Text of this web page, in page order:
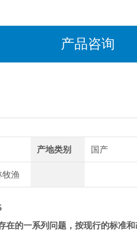
产品咨询
产地类别 国产
牧渔
在的一系列问题，按现行的标准